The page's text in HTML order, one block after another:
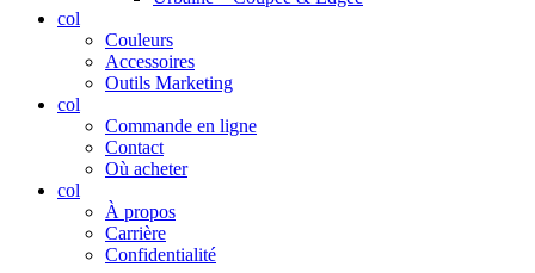
col
Couleurs
Accessoires
Outils Marketing
col
Commande en ligne
Contact
Où acheter
col
À propos
Carrière
Confidentialité